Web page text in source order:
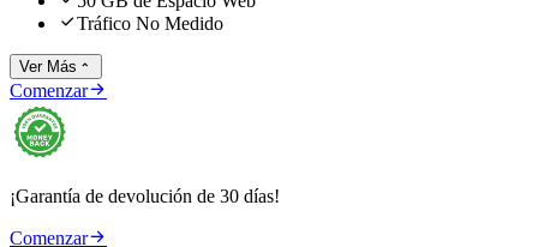
Tráfico No Medido
Ver Más 
Comenzar
¡Garantía de devolución de 30 días!
Comenzar